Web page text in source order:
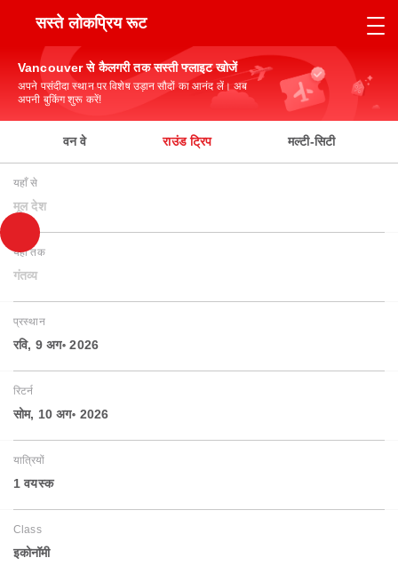
सस्ते लोकप्रिय रूट
Vancouver से कैलगरी तक सस्ती फ्लाइट खोजें
अपने पसंदीदा स्थान पर विशेष उड़ान सौदों का आनंद लें। अब
अपनी बुकिंग शुरू करें!
वन वे राउंड ट्रिप मल्टी-सिटी
यहाँ से
मूल देश
यहाँ तक
गंतव्य
प्रस्थान
रवि, 9 अग॰ 2026
रिटर्न
सोम, 10 अग॰ 2026
यात्रियों
1 वयस्‍क
Class
इकोनॉमी